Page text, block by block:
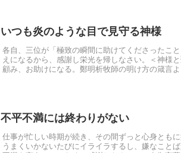
いつも炎のような目で見守る神様
各自、三位が「極致の瞬間に助けてくださったこ
えになるから、感謝し栄光を帰しなさい。＜神様
顧み、お助けになる。鄭明析牧師の明け方の箴言よ
不平不満には終わりがない
仕事が忙しい時期が続き、その間ずっと心身とも
うまくいかないたびにイライラするし、嫌なこと